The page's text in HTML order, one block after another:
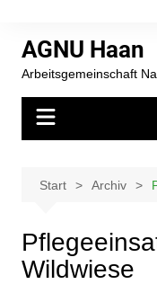
AGNU Haan
Arbeitsgemeinschaft
Start Archiv
Wildwiese